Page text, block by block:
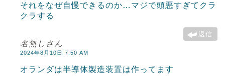
それをなぜ自慢できるのか…マジで頭悪すぎてクラ
クラする
返信
名無しさん
2024年8月10日 7:50 AM
オランダは半導体製造装置は作ってます